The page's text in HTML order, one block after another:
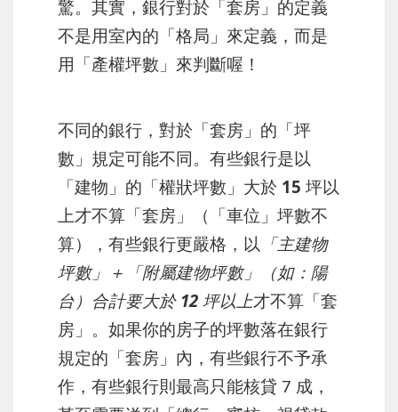
驚。其實，銀行對於「套房」的定義
不是用室內的「格局」來定義，而是
用「產權坪數」來判斷喔！
不同的銀行，對於「套房」的「坪
數」規定可能不同。有些銀行是以
「建物」的「權狀坪數」大於 15 坪以
上才不算「套房」（「車位」坪數不
算），有些銀行更嚴格，以 「主建物
坪數」＋「附屬建物坪數」（如：陽
台）合計要大於 12 坪以上才不算「套
房」。如果你的房子的坪數落在銀行
規定的「套房」內，有些銀行不予承
作，有些銀行則最高只能核貸 7 成，